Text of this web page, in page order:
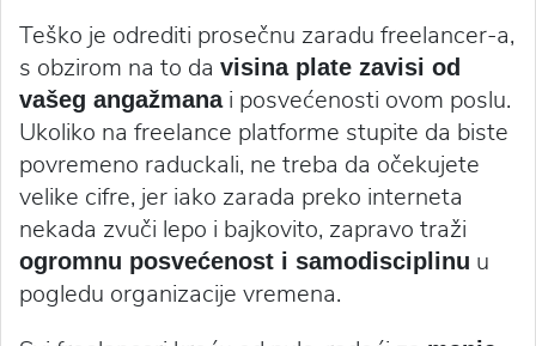
Teško je odrediti prosečnu zaradu freelancer-a,
s obzirom na to da visina plate zavisi od
vašeg angažmanai posvećenosti ovom poslu.
Ukoliko na freelance platforme stupite da biste
povremeno raduckali, ne treba da očekujete
velike cifre, jer iako zarada preko interneta
nekada zvuči lepo i bajkovito, zapravo traži
ogromnu posvećenost i samodisciplinu u
pogledu organizacije vremena.